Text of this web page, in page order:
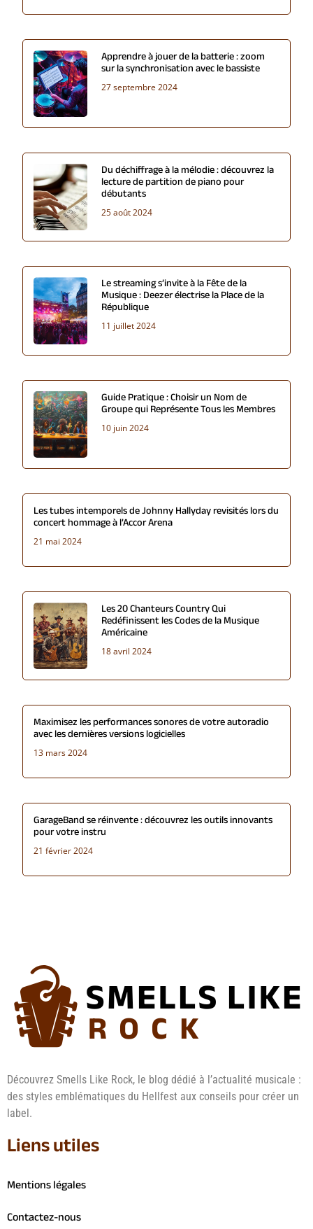
Apprendre à jouer de la batterie : zoom
sur la synchronisation avec le bassiste
27 septembre 2024
Du déchiffrage à la mélodie : découvrez la
lecture de partition de piano pour
débutants
25 août 2024
Le streaming s’invite à la Fête de la
Musique : Deezer électrise la Place de la
République
11 juillet 2024
Guide Pratique : Choisir un Nom de
Groupe qui Représente Tous les Membres
10 juin 2024
Les tubes intemporels de Johnny Hallyday revisités lors du
concert hommage à l’Accor Arena
21 mai 2024
Les 20 Chanteurs Country Qui
Redéfinissent les Codes de la Musique
Américaine
18 avril 2024
Maximisez les performances sonores de votre autoradio
avec les dernières versions logicielles
13 mars 2024
GarageBand se réinvente : découvrez les outils innovants
pour votre instru
21 février 2024
Découvrez Smells Like Rock, le blog dédié à l’actualité musicale :
des styles emblématiques du Hellfest aux conseils pour créer un
label.
Liens utiles
Mentions légales
Contactez-nous